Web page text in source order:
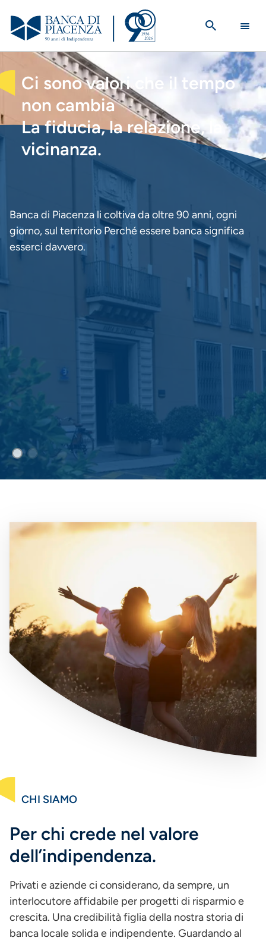
contenuto
principale
HOMEPAGE
Ci sono valori che il tempo
non cambia
La fiducia, la relazione, la
vicinanza.
Banca di Piacenza li coltiva da oltre 90 anni, ogni
giorno, sul territorio Perché essere banca significa
esserci davvero.
Immagine
CHI SIAMO
Per chi crede nel valore
dell’indipendenza.
Privati e aziende ci considerano, da sempre, un
interlocutore affidabile per progetti di risparmio e
crescita. Una credibilità figlia della nostra storia di
banca locale solida e indipendente. Guardando al